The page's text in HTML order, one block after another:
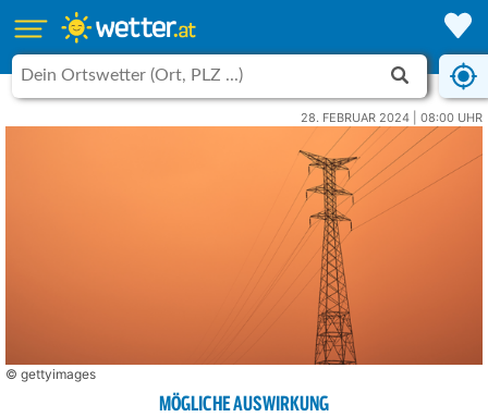
28. FEBRUAR 2024 | 08:00 UHR
© gettyimages
MÖGLICHE AUSWIRKUNG